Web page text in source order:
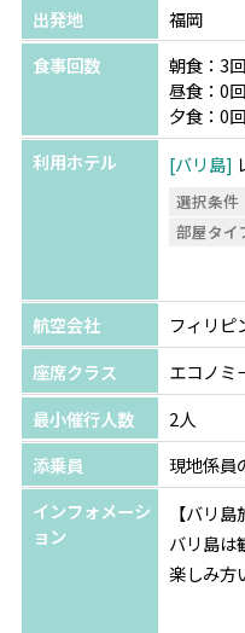
〇Ａプラン：ジンバラン
ー+ソフトドリンク1杯
〇Ｂプラン：絶品「イイ
リブ+ビンタンビール1
〇Ｃプラン：名店「イブ
ビール1杯 ※ウブド
◆ご出発120日前までのご
〇Dプラン：インスタ映
ークラブ」でのフロー
〇Eプラン：人気街スパ
サージ60分
〇Fプラン：5つ星ホテル
タヌーンティー1回 ※年
※1名様参加の場合、Dプ
ません。
＜学生限定特典＞
◆ベノアビーチでのマ
◆お得なセットプラン
〇Aセット：学生特典+
出発地
福岡
食事回数
朝食：3回
昼食：0回
夕食：0回
利用ホテル
バリ島
選択条件
部屋タイ
部屋カ
航空会社
フィリピ
座席クラス
エコノミ
最小催行人数
2人
添乗員
現地係員
インフォメーシ
ョン
【バリ
バリ島は
楽しみ方
ビーチ